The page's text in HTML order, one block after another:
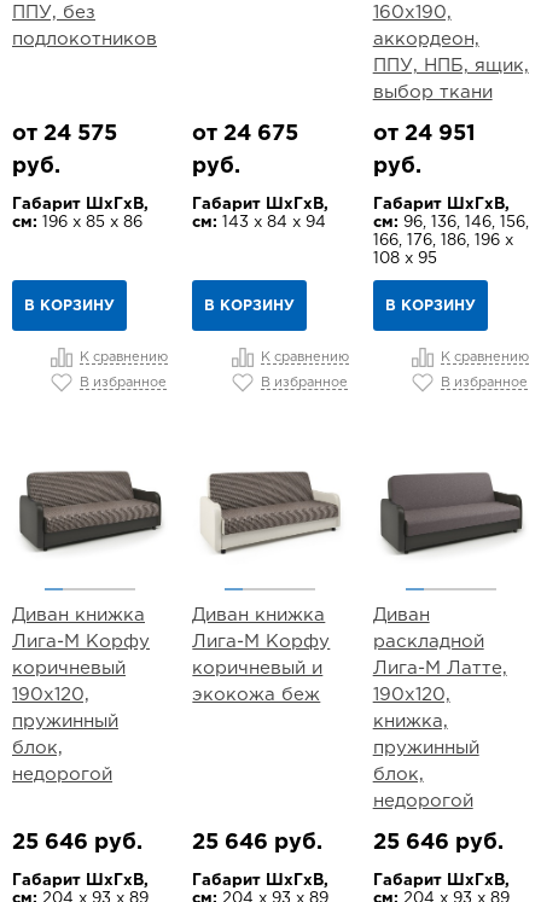
ППУ, без
подлокотников
от 24 575
руб.
Габарит ШхГхВ,
см: 196 х 85 х 86
В КОРЗИНУ
К сравнению
В избранное
от 24 675
руб.
Габарит ШхГхВ,
см:
143 х 84 х 94
В КОРЗИНУ
К сравнению
В избранное
160х190,
аккордеон,
ППУ, НПБ, ящик,
выбор ткани
от 24 951
руб.
Габарит ШхГхВ,
см: 96, 136, 146, 156,
166, 176, 186, 196 х
108 х 95
В КОРЗИНУ
К сравнению
В избранное
Диван книжка
Лига-М Корфу
коричневый
190х120,
пружинный
блок,
недорогой
25 646 руб.
Габарит ШхГхВ,
Диван книжка
Лига-М Корфу
коричневый и
экокожа беж
25 646 руб.
Габарит ШхГхВ,
Диван
раскладной
Лига-М Латте,
190х120,
книжка,
пружинный
блок,
недорогой
25 646 руб.
Габарит ШхГхВ,